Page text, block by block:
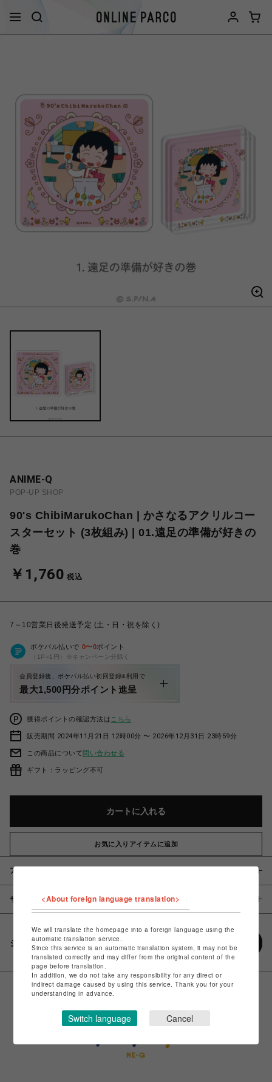
ANIME-Q
POP-UP SHOP
90's ChibiMarukoChan | かさなるアクリルコー
スターセット (3枚組み) | 01.遠足の準備が好きの
巻
￥1,760 税込
7～10営業日後発送予定 (土・日・祝を除く)
ポケパル払いで 0〜0ポイント
（1P=1円）※キャンペーン分除く
会員登録後、ポケパル払い初回登録&利用で
最大1,500円分ポイント進呈
獲得ポイントの確認方法は こちら
販売期間 2024年11月21日 12時00分 〜 2026年12月31日 23時59分
この商品について問い合わせる
ギフト：ラッピング不可
カートに入れる
お気に入りアイテムに追加
アイテム説明 / 素材
サイズ
シェアする
<About foreign language translation>
We will translate the homepage into a foreign language using the
automatic translation service.
Since this service is an automatic translation system, it may not be
translated correctly and may differ from the original content of the
page before translation.
In addition, we do not take any responsibility for any direct or
indirect damage caused by using this service. Thank you for your
understanding in advance.
Switch language Cancel